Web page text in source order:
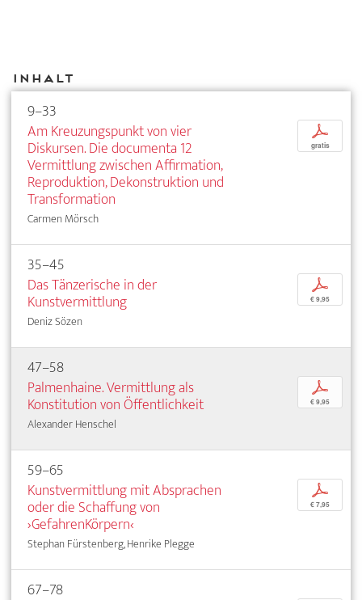
Inhalt
9–33
Am Kreuzungspunkt von vier
Diskursen. Die documenta 12
Vermittlung zwischen Affirmation,
Reproduktion, Dekonstruktion und
Transformation
Carmen Mörsch
p
gratis
35–45
Das Tänzerische in der
Kunstvermittlung
Deniz Sözen
p
€ 9,95
47–58
Palmenhaine. Vermittlung als
Konstitution von Öffentlichkeit
Alexander Henschel
p
€ 9,95
59–65
Kunstvermittlung mit Absprachen
oder die Schaffung von
›GefahrenKörpern‹
Stephan Fürstenberg, Henrike Plegge
p
€ 7,95
67–78